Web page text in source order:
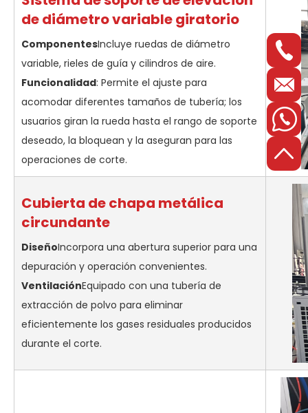
de diámetro variable giratorio
ComponentesIncluye ruedas de diámetro
variable, rieles de guía y cilindros de aire.
Funcionalidad: Permite el ajuste para
acomodar diferentes tamaños de tubería; los
usuarios giran la rueda hasta el rango de soporte
deseado, la bloquean y la aseguran para las
operaciones de corte.
Cubierta de chapa metálica
circundante
DiseñoIncorpora una abertura superior para una
depuración y operación convenientes.
VentilaciónEquipado con una tubería de
extracción de polvo para eliminar
eficientemente los gases residuales producidos
durante el corte.